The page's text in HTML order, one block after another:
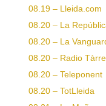
08.19 – Lleida.com
08.20 – La
08.20 – La
08.20 – Radio
08.20 – Teleponent
08.20 – TotLleida